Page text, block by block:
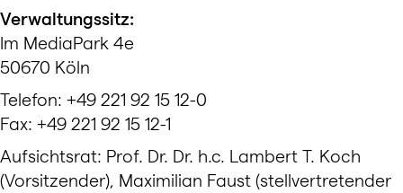
Verwaltungssitz:
Im MediaPark 4e
50670 Köln
Telefon: +49 221 92 15 12-0
Fax: +49 221 92 15 12-1
Aufsichtsrat: Prof. Dr. Dr. h.c. Lambert T. Koch
(Vorsitzender), Maximilian Faust (stellvertretender